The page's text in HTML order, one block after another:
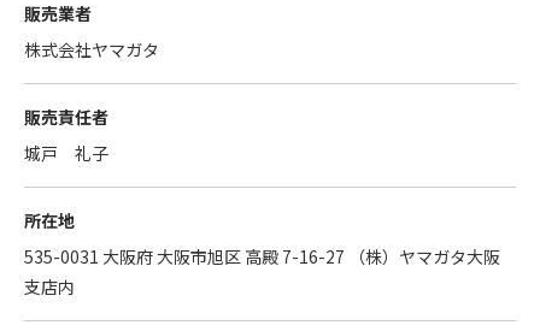
販売業者
株式会社ヤマガタ
販売責任者
城戸 礼子
所在地
535-0031 大阪府 大阪市旭区 高殿 7-16-27 （株）ヤマガタ大阪
支店内